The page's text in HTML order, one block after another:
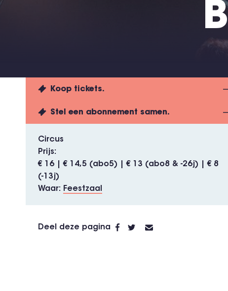
Koop tickets.
Stel een abonnement samen.
Circus
Prijs
€ 16 | € 14,5 (abo5) | € 13 (abo8 & -26j) | € 8
(-13j)
Waar
Feestzaal
Deel deze pagina